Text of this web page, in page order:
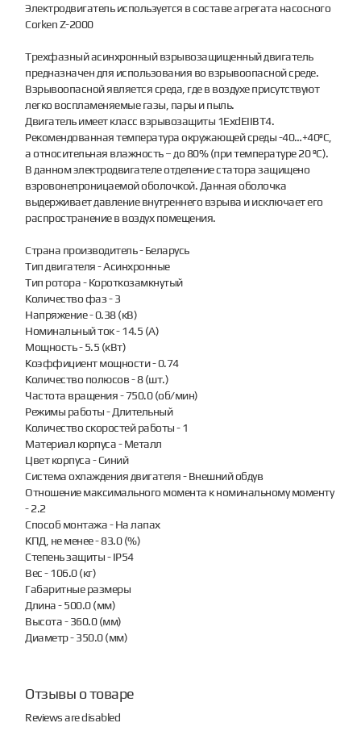
Электродвигатель используется в составе агрегата насосного
Corken Z-2000
Трехфазный асинхронный взрывозащищенный двигатель
предназначен для использования во взрывоопасной среде.
Взрывоопасной является среда, где в воздухе присутствуют
легко воспламеняемые газы, пары и пыль.
Двигатель имеет класс взрывозащиты 1ЕхdЕIIВТ4.
Рекомендованная температура окружающей среды -40…+40ºС,
а относительная влажность – до 80% (при температуре 20 ºС).
В данном электродвигателе отделение статора защищено
взровонепроницаемой оболочкой. Данная оболочка
выдерживает давление внутреннего взрыва и исключает его
распространение в воздух помещения.
Страна производитель - Беларусь
Тип двигателя - Асинхронные
Тип ротора - Короткозамкнутый
Количество фаз - 3
Напряжение - 0.38 (кВ)
Номинальный ток - 14.5 (А)
Мощность - 5.5 (кВт)
Коэффициент мощности - 0.74
Количество полюсов - 8 (шт.)
Частота вращения - 750.0 (об/мин)
Режимы работы - Длительный
Количество скоростей работы - 1
Материал корпуса - Металл
Цвет корпуса - Синий
Система охлаждения двигателя - Внешний обдув
Отношение максимального момента к номинальному моменту
- 2.2
Способ монтажа - На лапах
КПД, не менее - 83.0 (%)
Степень защиты - IP54
Вес - 106.0 (кг)
Габаритные размеры
Длина - 500.0 (мм)
Высота - 360.0 (мм)
Диаметр - 350.0 (мм)
Отзывы о товаре
Reviews are disabled